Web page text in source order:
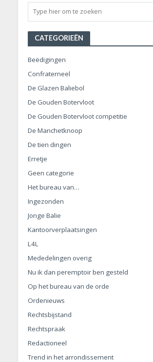
CATEGORIEËN
Beëdigingen
Confraterneel
De Glazen Baliebol
De Gouden Botervloot
De Gouden Botervloot competitie
De Manchetknoop
De tien dingen
Erretje
Geen categorie
Het bureau van…
Ingezonden
Jonge Balie
Kantoorverplaatsingen
L4L
Mededelingen overig
Nu ik dan peremptoir ben gesteld
Op het bureau van de orde
Ordenieuws
Rechtsbijstand
Rechtspraak
Redactioneel
Trend in het arrondissement